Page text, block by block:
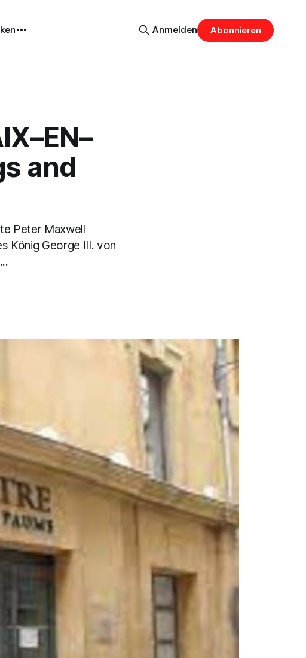
Anmelden Abonnieren
and
Peter Maxwell
König George III. von